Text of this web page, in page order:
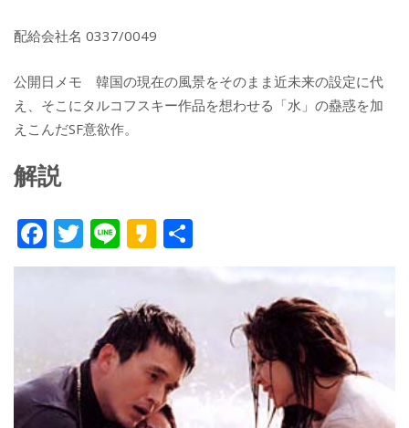
配給会社名 0337/0049
公開日メモ 韓国の現在の風景をそのまま近未来の設定に代
え、そこにタルコフスキー作品を想わせる「水」の蠱惑を加
えこんだSF意欲作。
解説
F
ac
o
k
T
w
er
Li
n
K
a
a
o
有